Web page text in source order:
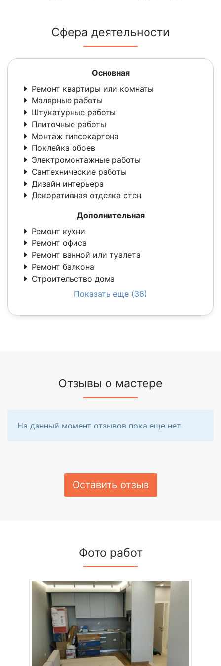
Сфера деятельности
Основная
Ремонт квартиры или комнаты
Малярные работы
Штукатурные работы
Плиточные работы
Монтаж гипсокартона
Поклейка обоев
Электромонтажные работы
Сантехнические работы
Дизайн интерьера
Декоративная отделка стен
Дополнительная
Ремонт кухни
Ремонт офиса
Ремонт ванной или туалета
Ремонт балкона
Строительство дома
Показать еще (36)
Отзывы о мастере
На данный момент отзывов пока еще нет.
Оставить отзыв
Фото работ